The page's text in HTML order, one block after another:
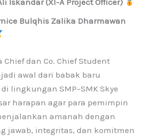
Bulqhis Zalika Dharmawan
dan Co. Chief Student
awal dari babak baru
lingkungan SMP–SMK Skye
harapan agar para pemimpin
amanah dengan
jawab, integritas, dan komitmen